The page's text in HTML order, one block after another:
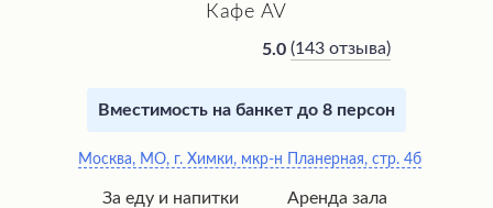
Кафе AV
5.0 (143 отзыва)
Вместимость на банкет до 8 персон
Москва, МО, г. Химки, мкр-н Планерная, стр. 4б
За еду и напитки Аренда зала